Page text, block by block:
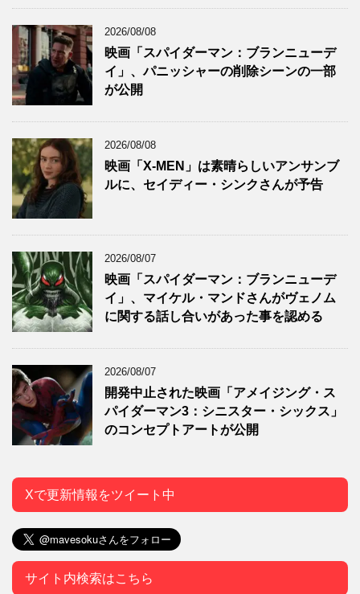
2026/08/08
映画「スパイダーマン：ブランニューデ
イ」、パニッシャーの削除シーンの一部
が公開
2026/08/08
映画「X-MEN」は素晴らしいアンサンブ
ルに、セイディー・シンクさんが予告
2026/08/07
映画「スパイダーマン：ブランニューデ
イ」、マイケル・マンドさんがヴェノム
に関する話し合いがあった事を認める
2026/08/07
開発中止された映画「アメイジング・ス
パイダーマン3：シニスター・シックス」
のコンセプトアートが公開
Xで更新情報をツイート中
サイト内検索はこちら